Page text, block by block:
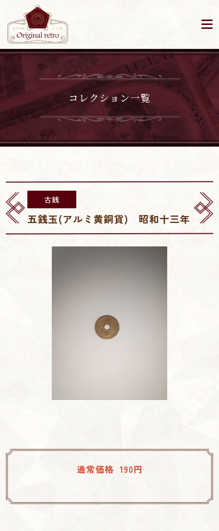
コレクション一覧
古銭
五銭玉(アルミ黄銅貨) 昭和十三年
通常価格 190円